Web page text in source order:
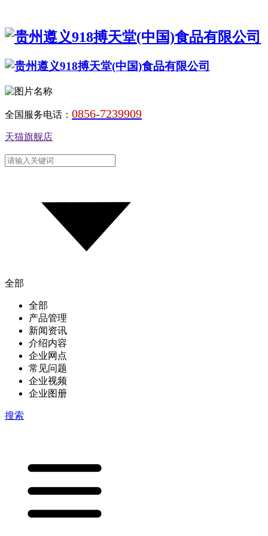
全国服务电话： 0856-7239909
天猫旗舰店
全部
全部
产品管理
新闻资讯
介绍内容
企业网点
常见问题
企业视频
企业图册
搜索